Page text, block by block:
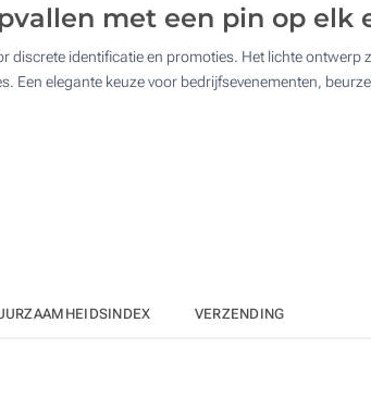
Kies jouw aantal :
met een pin op elk
discrete identificatie en promoties. Het lichte
Een elegante keuze voor bedrijfsevenementen,
VERZENDING